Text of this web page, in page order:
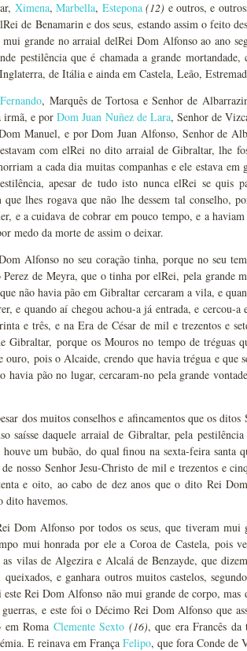
Ximena,Marbella, Estepona (12) e outros, e
de Benamarin e dos seus, estando assim o feito
mui grande no arraial delRei Dom Alfonso ao ano
pestilência que é chamada a grande
de Itália e ainda em Castela, Leão,
, Marquês de Tortosa e Senhor de
irmã, e porDom Juan Nuñez de Lara, Senhor de
Manuel, e por Dom Juan Alfonso, Senhor de
com elRei no dito arraial de Gibraltar, lhe
a cada dia muitas companhas e ele estava em
apesar de tudo isto nunca elRei se quis
que lhes rogava que não lhe dessem tal conselho,
e a cuidava de cobrar em pouco tempo, e a
medo da morte de assim o deixar.
Alfonso no seu coração tinha, porque no seu
de Meyra, que o tinha por elRei, pela grande
não havia pão em Gibraltar cercaram a vila, e
e quando aí chegou achou-a já entrada, e
e três, e na Era de César de mil e trezentos e
porque os Mouros no tempo de tréguas
pois o Alcaide, crendo que havia trégua e que
havia pão no lugar, cercaram-no pela grande
dos muitos conselhos e afincamentos que os
saísse daquele arraial de Gibraltar, pela
houve um bubão, do qual finou na sexta-feira santa
nosso Senhor Jesu-Christo de mil e trezentos e
e oito, ao cabo de dez anos que o dito Rei
dito havemos.
Dom Alfonso por todos os seus, que tiveram mui
mui honrada por ele a Coroa de Castela, pois
as vilas de Algezira e Alcalá de Benzayde, que
e ganhara outros muitos castelos,
Rei Dom Alfonso não mui grande de corpo,
e este foi o Décimo Rei Dom Alfonso que
em Roma Clemente Sexto (16), que era Francês da
E reinava em França Felipo, que fora Conde de